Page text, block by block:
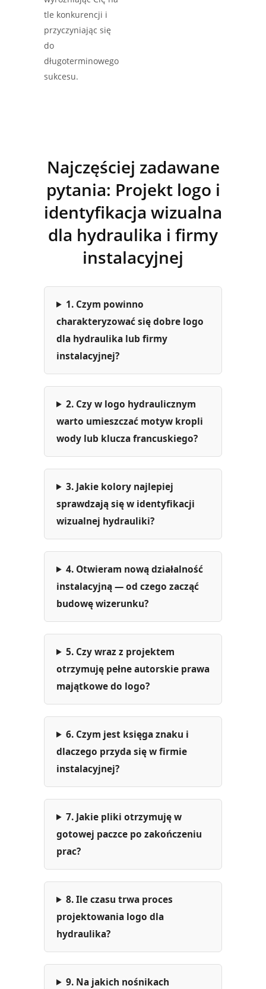
tle konkurencji i
przyczyniając się
do
długoterminowego
sukcesu.
Najczęściej zadawane
pytania: Projekt logo i
identyfikacja wizualna
dla hydraulika i firmy
instalacyjnej
1. Czym powinno
charakteryzować się dobre logo
dla hydraulika lub firmy
instalacyjnej?
2. Czy w logo hydraulicznym
warto umieszczać motyw kropli
wody lub klucza francuskiego?
3. Jakie kolory najlepiej
sprawdzają się w identyfikacji
wizualnej hydrauliki?
4. Otwieram nową działalność
instalacyjną — od czego zacząć
budowę wizerunku?
5. Czy wraz z projektem
otrzymuję pełne autorskie prawa
majątkowe do logo?
6. Czym jest księga znaku i
dlaczego przyda się w firmie
instalacyjnej?
7. Jakie pliki otrzymuję w
gotowej paczce po zakończeniu
prac?
8. Ile czasu trwa proces
projektowania logo dla
hydraulika?
9. Na jakich nośnikach